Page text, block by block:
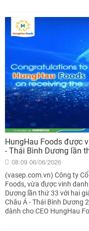
HungHau Foods được
- Thái Bình Dương lần
08:09 06/06/2026
(vasep.com.vn) Công ty
Foods, vừa được vinh
Dương lần thứ 33 với hai
Châu Á - Thái Bình Dương
dành cho CEO HungHau